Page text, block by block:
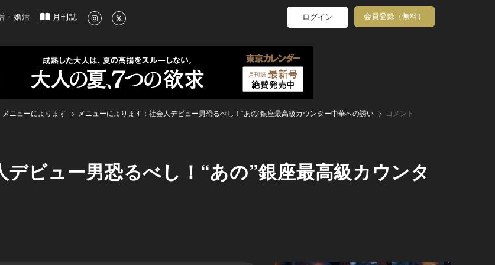
メ、洗練されたライフスタイル情報
・婚活 月刊誌 ログイン 会員登録（無料）
メニューによります メニューによります：社会人デビュー男恐るべし！“あの”銀座最高級カウンター中華への誘い コメント
ビュー男恐るべし！“あの”銀座最高級カウンタ